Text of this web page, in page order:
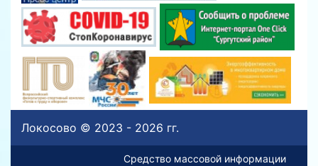
Локосово © 2023 - 2026 гг.
Средство массовой информации